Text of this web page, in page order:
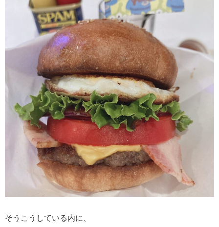
そうこうしている内に、